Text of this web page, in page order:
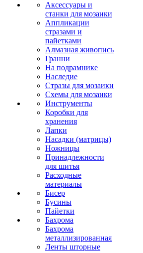
Аксессуары и
станки для мозаики
Аппликации
стразами и
пайетками
Алмазная живопись
Гранни
На подрамнике
Наследие
Стразы для мозаики
Схемы для мозаики
Инструменты
Коробки для
хранения
Лапки
Насадки (матрицы)
Ножницы
Принадлежности
для шитья
Расходные
материалы
Бисер
Бусины
Пайетки
Бахрома
Бахрома
металлизированная
Ленты шторные